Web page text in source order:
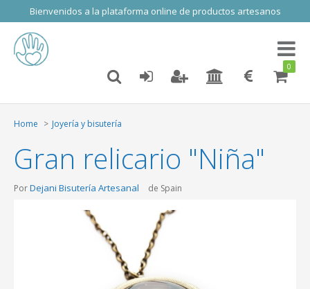
Bienvenidos a la plataforma online de productos artesanos
Toggle
0
Home Joyería y bisutería
Gran relicario "Niña"
PorDejani Bisutería Artesanal de Spain